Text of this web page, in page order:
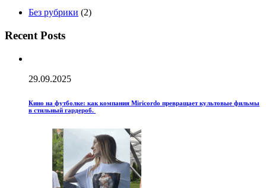
Без рубрики (2)
Recent Posts
29.09.2025
Кино на футболке: как компания Miricordo превращает культовые фильмы
в стильный гардероб.